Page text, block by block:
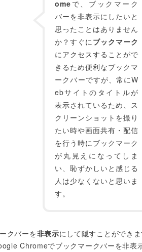
ome で、ブックマーク
バーを非表示にしたいと
思ったことはありません
か？すぐにブックマーク
にアクセスすることがで
きるため便利なブックマ
ークバーですが、常にW
ebサイトのタイトルが
表示されているため、ス
クリーンショットを撮り
たい時や画面共有・配信
を行う時にブックマーク
が丸見えになってしま
い、恥ずかしいと感じる
人は少なくないと思いま
す。
クバーを非表示にして隠すことができ
Chromeでブックマークバーを非表